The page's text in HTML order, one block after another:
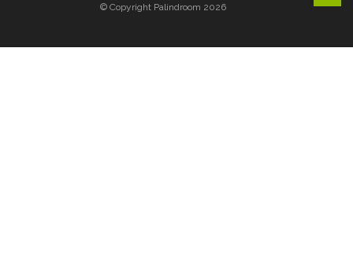
© Copyright Palindroom 2026